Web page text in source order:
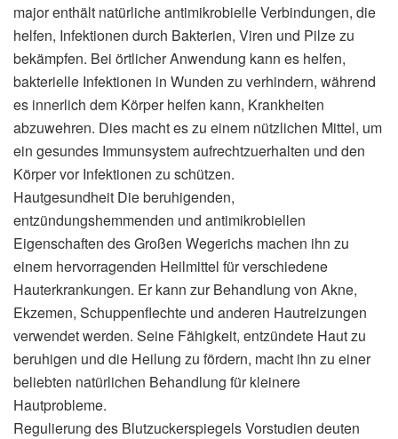
major enthält natürliche antimikrobielle Verbindungen, die
helfen, Infektionen durch Bakterien, Viren und Pilze zu
bekämpfen. Bei örtlicher Anwendung kann es helfen,
bakterielle Infektionen in Wunden zu verhindern, während
es innerlich dem Körper helfen kann, Krankheiten
abzuwehren. Dies macht es zu einem nützlichen Mittel, um
ein gesundes Immunsystem aufrechtzuerhalten und den
Körper vor Infektionen zu schützen.
Hautgesundheit Die beruhigenden,
entzündungshemmenden und antimikrobiellen
Eigenschaften des Großen Wegerichs machen ihn zu
einem hervorragenden Heilmittel für verschiedene
Hauterkrankungen. Er kann zur Behandlung von Akne,
Ekzemen, Schuppenflechte und anderen Hautreizungen
verwendet werden. Seine Fähigkeit, entzündete Haut zu
beruhigen und die Heilung zu fördern, macht ihn zu einer
beliebten natürlichen Behandlung für kleinere
Hautprobleme.
Regulierung des Blutzuckerspiegels Vorstudien deuten